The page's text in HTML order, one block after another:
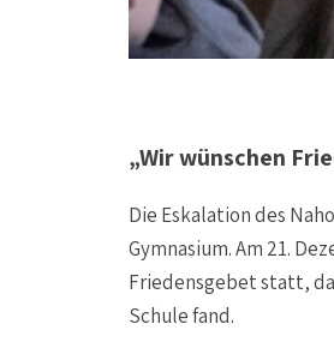
„Wir wünschen
Die Eskalation des
Gymnasium. Am 21.
Friedensgebet statt,
Schule fand.